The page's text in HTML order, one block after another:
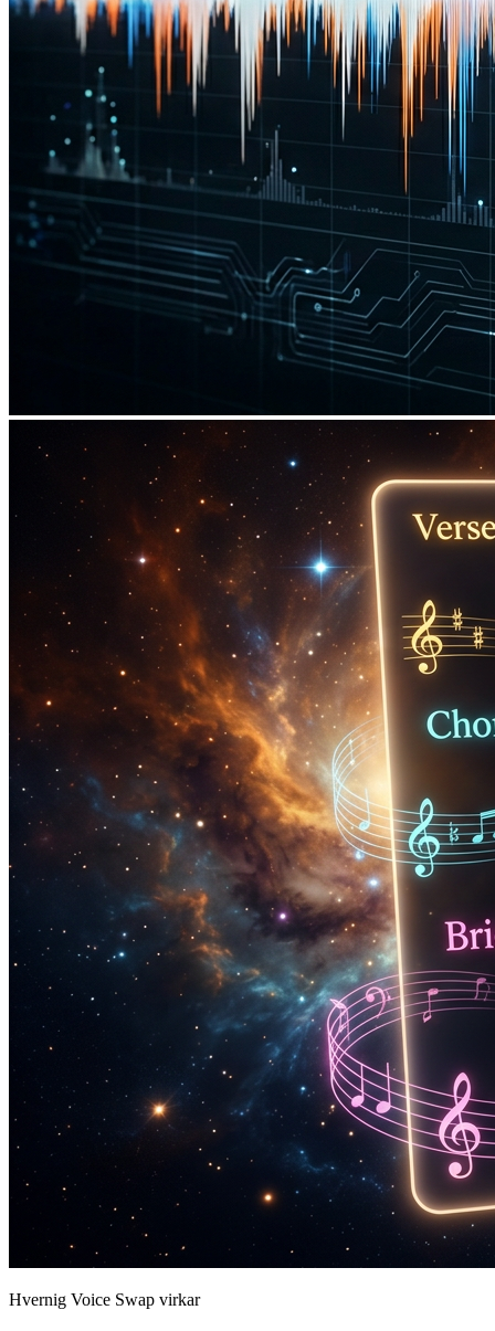
Hvernig Voice Swap virkar